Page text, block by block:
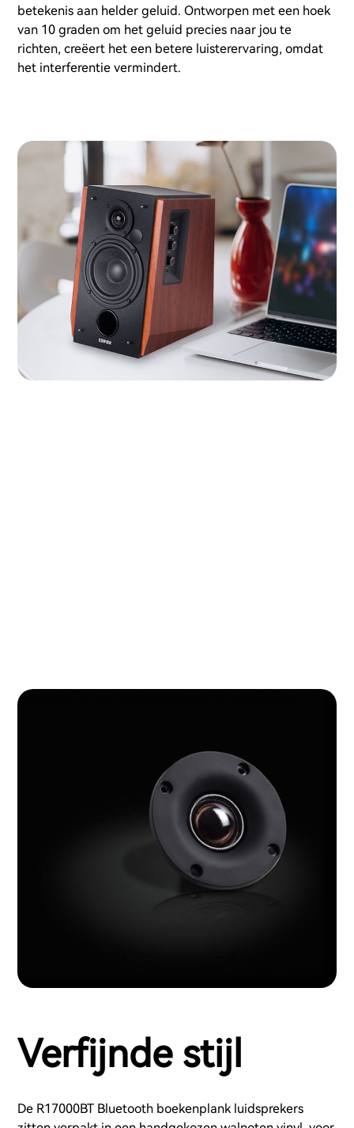
betekenis aan helder geluid. Ontworpen met een hoek
van 10 graden om het geluid precies naar jou te
richten, creëert het een betere luisterervaring, omdat
het interferentie vermindert.
Verfijnde stijl
De R17000BT Bluetooth boekenplank luidsprekers